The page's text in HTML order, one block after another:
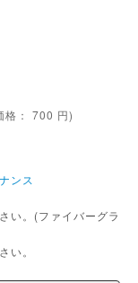
： 700 円)
ンス
い。(ファイバーグラ
い。